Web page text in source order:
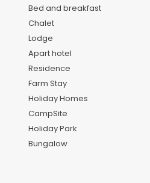
Bed and breakfast
Chalet
Lodge
Apart hotel
Residence
Farm Stay
Holiday Homes
CampSite
Holiday Park
Bungalow